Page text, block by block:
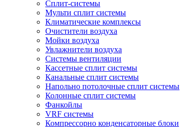
Сплит-системы
Мульти сплит системы
Климатические комплексы
Очистители воздуха
Мойки воздуха
Увлажнители воздуха
Системы вентиляции
Кассетные сплит системы
Канальные сплит системы
Напольно потолочные сплит системы
Колонные сплит системы
Фанкойлы
VRF системы
Компрессорно конденсаторные блоки